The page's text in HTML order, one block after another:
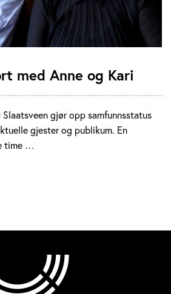
med Anne og Kari
gjør opp samfunnsstatus
gjester og publikum. En
time …